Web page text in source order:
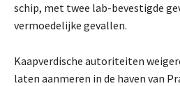
schip, met twee lab-bevestigde
vermoedelijke gevallen.
Kaapverdische autoriteiten
laten aanmeren in de haven van